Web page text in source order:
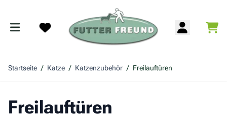
Startseite / Katze / Katzenzubehör / Freilauftüren
Freilauftüren